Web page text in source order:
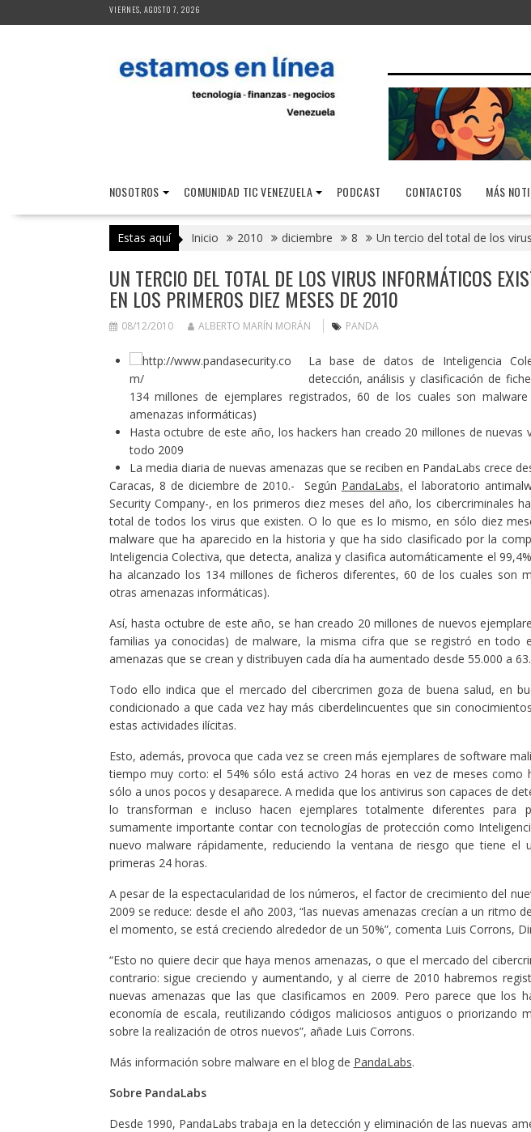
al
VIERNES, AGOSTO 7, 2026
NOSOTROS COMUNIDAD TIC VENEZUELA PODCAST CONTACTOS MÁS
Estas aquí Inicio 2010 diciembre 8 Un tercio del total de los
UN TERCIO DEL TOTAL DE LOS VIRUS INFORMÁTICOS
EN LOS PRIMEROS DIEZ MESES DE 2010
08/12/2010 ALBERTO MARÍN MORÁN PANDA
La base de datos de Inteligencia
detección, análisis y clasificación de
134 millones de ejemplares registrados, 60 de los cuales son
amenazas informáticas)
Hasta octubre de este año, los hackers han creado 20 millones de nuevas
todo 2009
La media diaria de nuevas amenazas que se reciben en PandaLabs crece
Caracas, 8 de diciembre de 2010.- Según PandaLabs, el laboratorio
Security Company-, en los primeros diez meses del año, los cibercriminales
total de todos los virus que existen. O lo que es lo mismo, en sólo diez
malware que ha aparecido en la historia y que ha sido clasificado por la
Inteligencia Colectiva, que detecta, analiza y clasifica automáticamente el
ha alcanzado los 134 millones de ficheros diferentes, 60 de los cuales son
otras amenazas informáticas).
Así, hasta octubre de este año, se han creado 20 millones de nuevos
familias ya conocidas) de malware, la misma cifra que se registró en todo
amenazas que se crean y distribuyen cada día ha aumentado desde 55.000 a
Todo ello indica que el mercado del cibercrimen goza de buena salud, en
condicionado a que cada vez hay más ciberdelincuentes que sin
estas actividades ilícitas.
Esto, además, provoca que cada vez se creen más ejemplares de software
tiempo muy corto: el 54% sólo está activo 24 horas en vez de meses como
sólo a unos pocos y desaparece. A medida que los antivirus son capaces de
lo transforman e incluso hacen ejemplares totalmente diferentes para
sumamente importante contar con tecnologías de protección como
nuevo malware rápidamente, reduciendo la ventana de riesgo que tiene el
primeras 24 horas.
A pesar de la espectacularidad de los números, el factor de crecimiento del
2009 se reduce: desde el año 2003, “las nuevas amenazas crecían a un ritmo
el momento, se está creciendo alrededor de un 50%”, comenta Luis Corrons,
“Esto no quiere decir que haya menos amenazas, o que el mercado del
contrario: sigue creciendo y aumentando, y al cierre de 2010 habremos
nuevas amenazas que las que clasificamos en 2009. Pero parece que los
economía de escala, reutilizando códigos maliciosos antiguos o priorizando
sobre la realización de otros nuevos”, añade Luis Corrons.
Más información sobre malware en el blog de PandaLabs.
Sobre PandaLabs
Desde 1990, PandaLabs trabaja en la detección y eliminación de las nuevas